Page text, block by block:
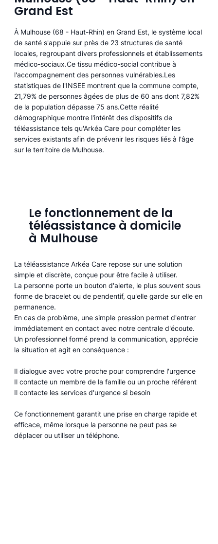
Grand Est
À Mulhouse (68 - Haut-Rhin) en Grand Est, le système local
de santé s'appuie sur près de 23 structures de santé
locales, regroupant divers professionnels et établissements
médico-sociaux.Ce tissu médico-social contribue à
l'accompagnement des personnes vulnérables.Les
statistiques de l'INSEE montrent que la commune compte,
21,79% de personnes âgées de plus de 60 ans dont 7,82%
de la population dépasse 75 ans.Cette réalité
démographique montre l'intérêt des dispositifs de
téléassistance tels qu'Arkéa Care pour compléter les
services existants afin de prévenir les risques liés à l'âge
sur le territoire de Mulhouse.
Le fonctionnement de la
téléassistance à domicile
à Mulhouse
La téléassistance Arkéa Care repose sur une solution
simple et discrète, conçue pour être facile à utiliser.
La personne porte un bouton d'alerte, le plus souvent sous
forme de bracelet ou de pendentif, qu'elle garde sur elle en
permanence.
En cas de problème, une simple pression permet d'entrer
immédiatement en contact avec notre centrale d'écoute.
Un professionnel formé prend la communication, apprécie
la situation et agit en conséquence :
Il dialogue avec votre proche pour comprendre l'urgence
Il contacte un membre de la famille ou un proche référent
Il contacte les services d'urgence si besoin
Ce fonctionnement garantit une prise en charge rapide et
efficace, même lorsque la personne ne peut pas se
déplacer ou utiliser un téléphone.